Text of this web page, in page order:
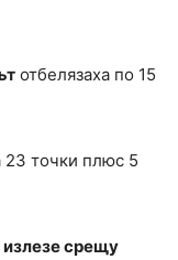
отбелязаха по 15
23 точки плюс 5
срещу